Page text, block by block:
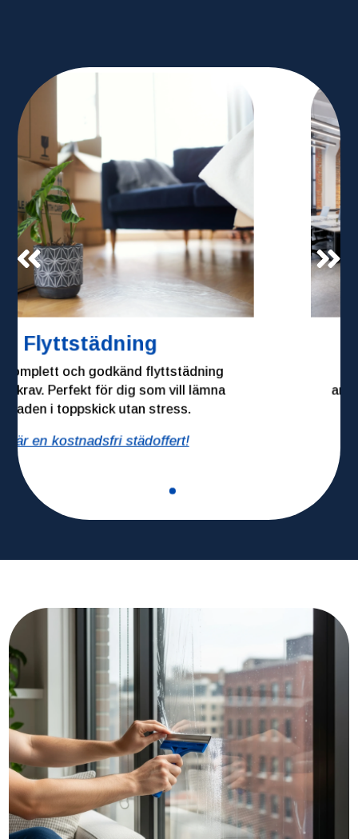
Kontorsstädning
Vi skapar rena, fräscha och hälsosamma
arbetsmiljöer med anpassade städscheman för
företag och kontor i alla storlekar.
Begär en kostnadsfri städoffert!